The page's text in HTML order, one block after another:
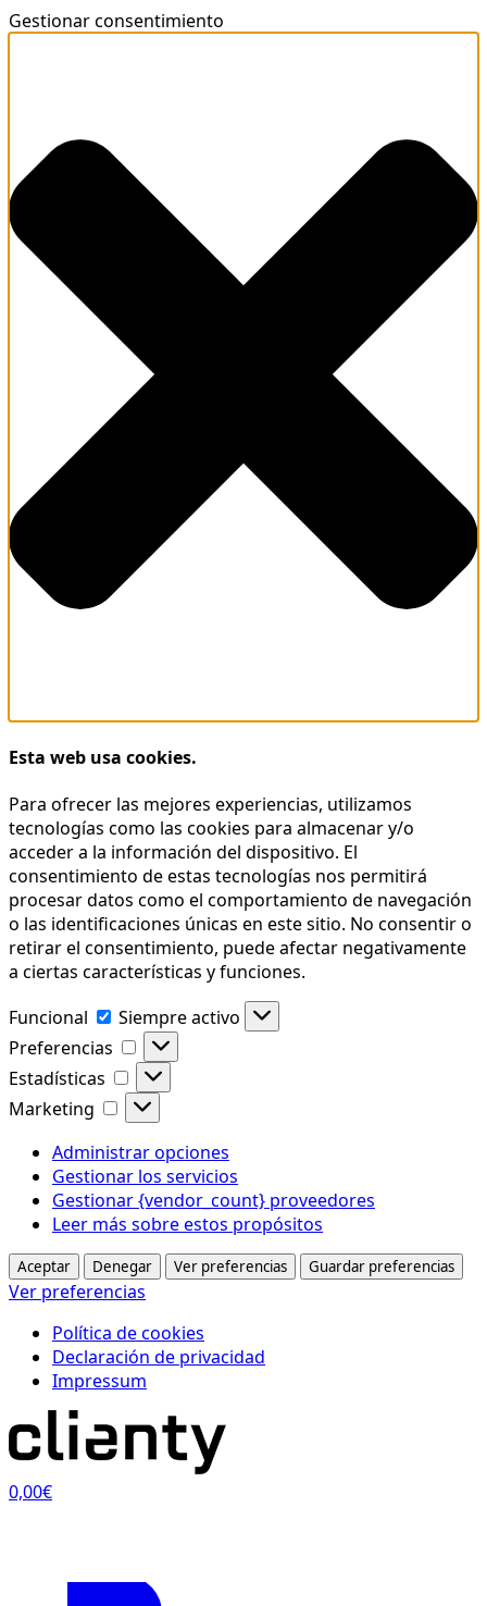
Gestionar consentimiento
Esta web usa cookies.
Para ofrecer las mejores experiencias, utilizamos
tecnologías como las cookies para almacenar y/o
acceder a la información del dispositivo. El
consentimiento de estas tecnologías nos permitirá
procesar datos como el comportamiento de navegación
o las identificaciones únicas en este sitio. No consentir o
retirar el consentimiento, puede afectar negativamente
a ciertas características y funciones.
Funcional
Funcional
Siempre activo
Preferencias
Preferencias
Estadísticas
Estadísticas
Marketing
Marketing
Administrar opciones
Gestionar los servicios
Gestionar {vendor_count} proveedores
Leer más sobre estos propósitos
Aceptar Denegar Ver preferencias Guardar preferencias
Ver preferencias
Política de cookies
Declaración de privacidad
Impressum
0,00€